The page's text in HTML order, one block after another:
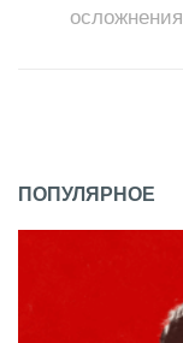
осложнения
ПОПУЛЯРНОЕ